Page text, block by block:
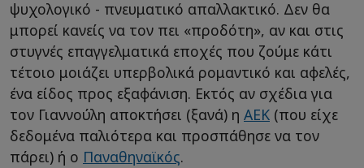
ψυχολογικό - πνευματικό απαλλακτικό. Δεν θα
μπορεί κανείς να τον πει «προδότη», αν και στις
στυγνές επαγγελματικά εποχές που ζούμε κάτι
τέτοιο μοιάζει υπερβολικά ρομαντικό και αφελές,
ένα είδος προς εξαφάνιση. Εκτός αν σχέδια για
τον Γιαννούλη αποκτήσει (ξανά) η ΑΕΚ (που είχε
δεδομένα παλιότερα και προσπάθησε να τον
πάρει) ή ο Παναθηναϊκός.